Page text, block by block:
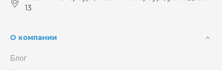
13
О компании
Блог